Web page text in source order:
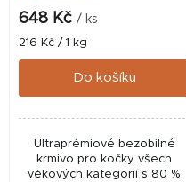
648 Kč / ks
Měrná
cena:
216 Kč / 1 kg
Do košíku
Ultraprémiové bezobilné
krmivo pro kočky všech
věkových kategorií s 80 %